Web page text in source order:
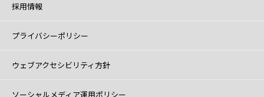
採用情報
プライバシーポリシー
ウェブアクセシビリティ方針
ソーシャルメディア運用ポリシー